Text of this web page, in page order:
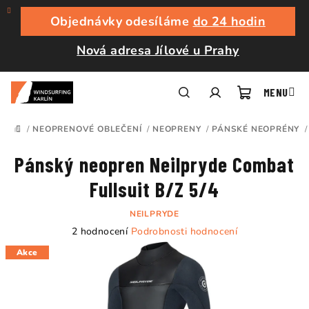
Přejít
obsah
Objednávky odesíláme do 24 hodin
Nová adresa Jílové u Prahy
košík
DOMŮ
/ NEOPRENOVÉ OBLEČENÍ / NEOPRENY / PÁNSKÉ NEOPRÉNY /
Pánský neopren Neilpryde Combat
Fullsuit B/Z 5/4
NEILPRYDE
Průměrné
2 hodnocení Podrobnosti hodnocení
Akce